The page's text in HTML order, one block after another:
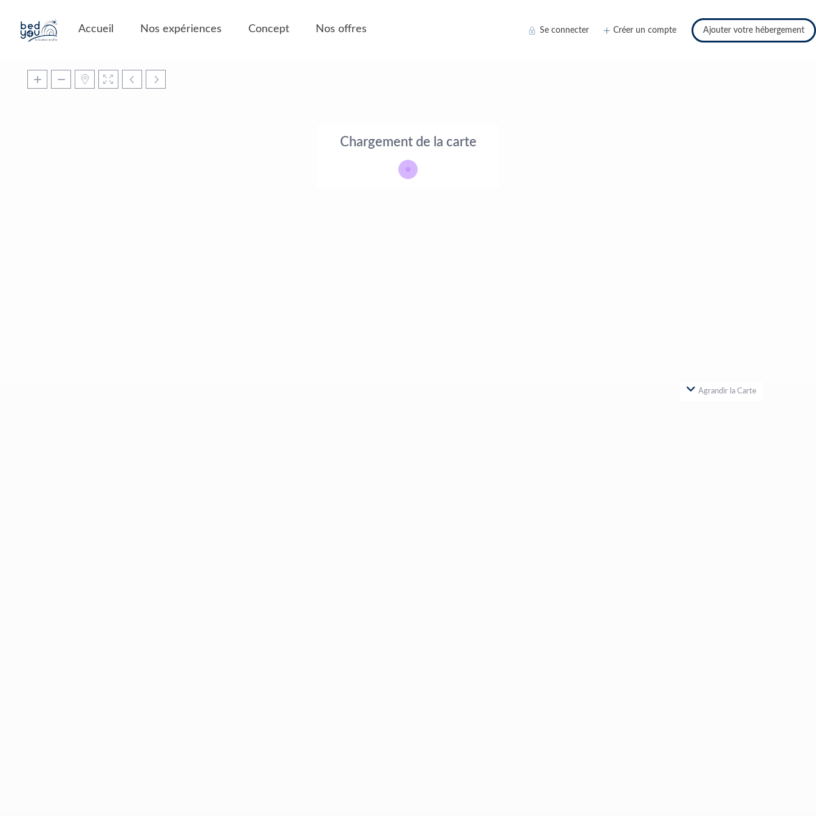
Se connecter Créer un compte Ajouter votre hébergement
Accueil Nos expériences Concept Nos offres
Chargement de la carte
Agrandir la Carte